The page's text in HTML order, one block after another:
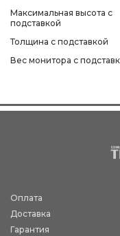
Максимальная высота с
подставкой
Толщина с подставкой
Вес монитора с
Оплата
Доставка
Гарантия